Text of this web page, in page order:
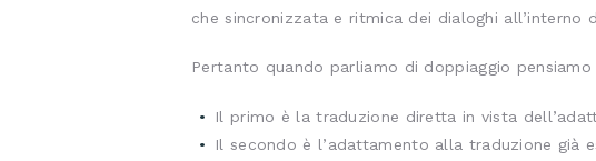
che sincronizzata e ritmica dei dialoghi
Pertanto quando parliamo di doppiaggio
Il primo è la traduzione diretta in vista
Il secondo è l’adattamento alla traduzione già